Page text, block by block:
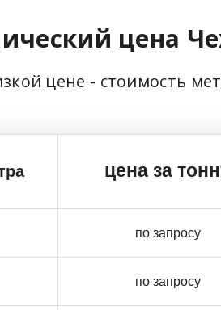
цена
цене - стоимость
цена за
по запросу
по запросу